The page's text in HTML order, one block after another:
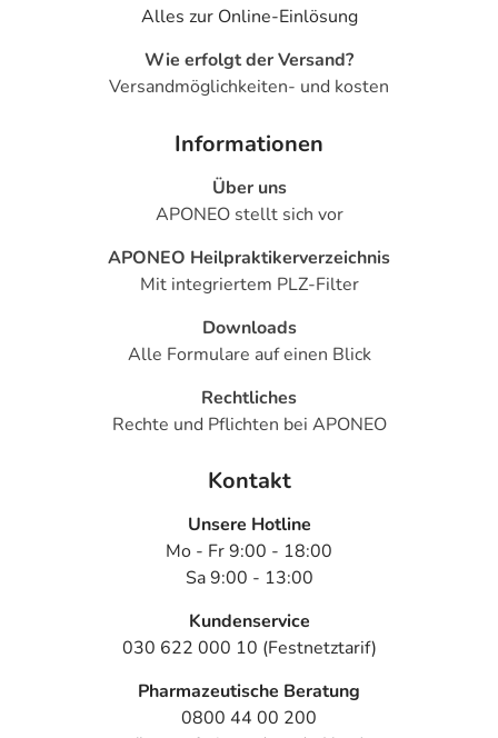
Alles zur Online-Einlösung
Wie erfolgt der Versand?
Versandmöglichkeiten- und kosten
Informationen
Über uns
APONEO stellt sich vor
APONEO Heilpraktikerverzeichnis
Mit integriertem PLZ-Filter
Downloads
Alle Formulare auf einen Blick
Rechtliches
Rechte und Pflichten bei APONEO
Kontakt
Unsere Hotline
Mo - Fr 9:00 - 18:00
Sa 9:00 - 13:00
Kundenservice
030 622 000 10 (Festnetztarif)
Pharmazeutische Beratung
0800 44 00 200